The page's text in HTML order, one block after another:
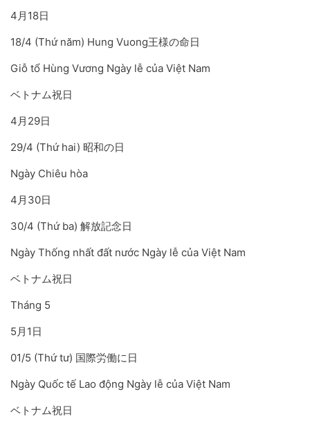
4月18日
18/4 (Thứ năm) Hung Vuong王様の命日
Giỗ tổ Hùng Vương Ngày lễ của Việt Nam
ベトナム祝日
4月29日
29/4 (Thứ hai) 昭和の日
Ngày Chiêu hòa
4月30日
30/4 (Thứ ba) 解放記念日
Ngày Thống nhất đất nước Ngày lễ của Việt Nam
ベトナム祝日
Tháng 5
5月1日
01/5 (Thứ tư) 国際労働に日
Ngày Quốc tế Lao động Ngày lễ của Việt Nam
ベトナム祝日